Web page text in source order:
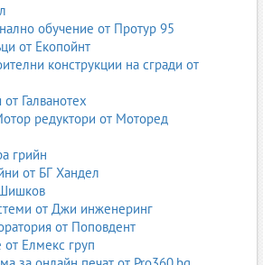
обучение от Протур 95
от Екопойнт
конструкции на сгради от
Галванотех
редуктори от Моторед
грийн
от БГ Хандел
от Джи инженеринг
от Поповдент
от Елмекс груп